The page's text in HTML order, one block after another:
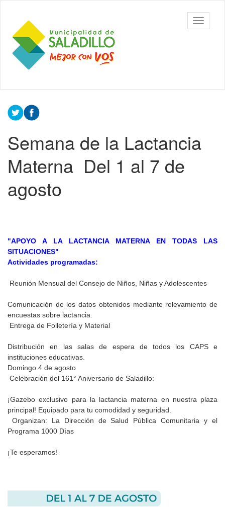
contenido
principal
Municipalidad
de Saladillo
barra
Contenido
principal
Semana de la Lactancia
Materna Del 1 al 7 de
agosto
"APOYO A LA LACTANCIA MATERNA EN TODAS LAS
SITUACIONES"
Actividades programadas:
Reunión Mensual del Consejo de Niños, Niñas y Adolescentes
Comunicación de los datos obtenidos mediante relevamiento de
encuestas sobre lactancia.
Entrega de Folletería y Material
Distribución en las salas de espera de todos los CAPS e
instituciones educativas.
Domingo 4 de agosto
Celebración del 161° Aniversario de Saladillo:
¡Gazebo exclusivo para la lactancia materna en nuestra plaza
principal! Equipado para tu comodidad y seguridad.
Organizan: La Dirección de Salud Pública Comunitaria y el
Programa 1000 Días
¡Te esperamos!